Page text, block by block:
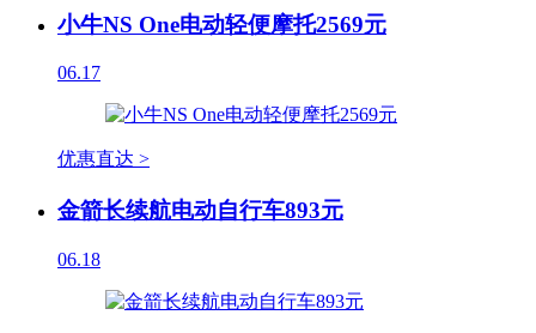
小牛NS One电动轻便摩托2569元
06.17
优惠直达 >
金箭长续航电动自行车893元
06.18